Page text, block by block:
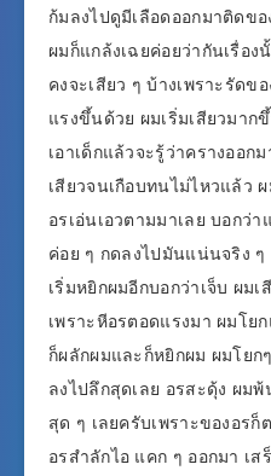
ก้มลงไปดูมีเลือดออกมาติดข
ผมก็แกล้งเฉยค่อยว่ากันเรื่อง
คงจะเสียว ๆ บ้างเพราะรัดข
แรงขึ้นด้วย ผมเริ่มเสียวมาก
เอาเด็กแล้วจะรู้ว่าครางออก
เสียวจนเกือบทนไม่ไหวแล้ว
อรเอ่นเอวตามมาเลย บอกว่
ค่อย ๆ กดลงไปมันแน่นจริง
เริ่มหยิกผมอีกบอกว่าเจ็บ ผม
เพราะหีอรตอดแรงมา ผมโย
ก็ผลักผมและก็หยิกผม ผมโยก
ลงไปลึกสุดเลย อรสะดุ้ง ผม
สุด ๆ เลยครับเพราะของอร
อรสำลักไอ แคก ๆ ออกมา เ